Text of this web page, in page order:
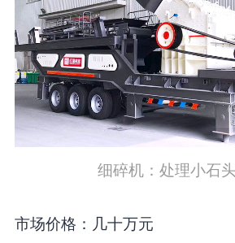
细碎机：处理小石
市场价格：几十万元